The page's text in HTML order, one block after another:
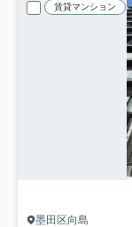
賃貸マンション
墨田区向島